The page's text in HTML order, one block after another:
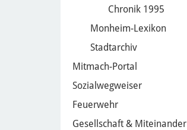
Chronik 1995
Monheim-Lexikon
Stadtarchiv
Mitmach-Portal
Sozialwegweiser
Feuerwehr
Gesellschaft & Miteinander